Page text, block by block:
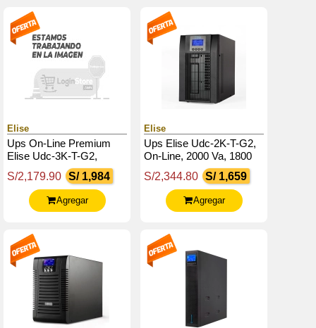
Elise
Ups On-Line Premium
Elise Udc-3K-T-G2,
3000Va / 2700W /
Entrada: 220-240Vac /
Salida: 220-240Vac
S/2,179.90 S/ 1,984
Agregar
Elise
Ups Elise Udc-2K-T-G2,
On-Line, 2000 Va, 1800
W, 220Vac, Monofásico
Con Tierra, Usb.
S/2,344.80 S/ 1,659
Agregar